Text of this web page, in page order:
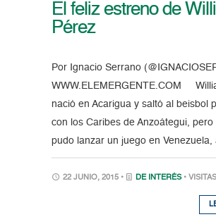
El feliz estreno de
Pérez
Por Ignacio Serrano
WWW.ELEMERGENTE.COM
nació en Acarigua y saltó al beisbol
con los Caribes de Anzoátegui, pero
pudo lanzar un juego en Venezuela,
22 JUNIO, 2015 • DE INTERÉS •